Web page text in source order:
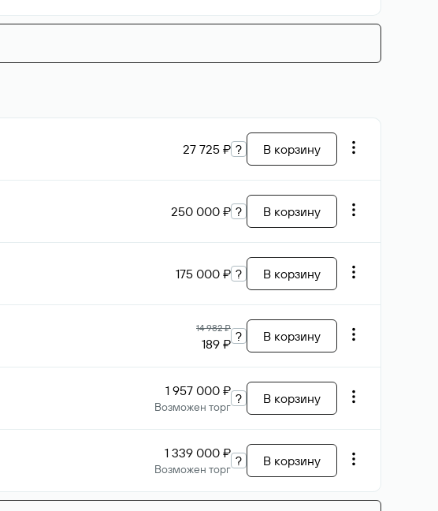
27 725 ₽ ? В корзину
250 000 ₽ ? В корзину
175 000 ₽ ? В корзину
14 982 ₽
189 ₽ ? В корзину
1 957 000 ₽
Возможен торг
? В корзину
1 339 000 ₽
Возможен торг
? В корзину